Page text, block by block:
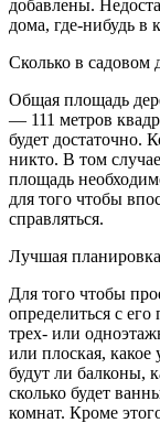
добавлены.
дома, где-нибудь в
Сколько в садовом
Общая площадь
— 111 метров
будет достаточно.
никто. В том
площадь
для того чтобы
справляться.
Лучшая планировка
Для того чтобы
определиться с
трех- или
или плоская,
будут ли балконы,
сколько будет
комнат. Кроме